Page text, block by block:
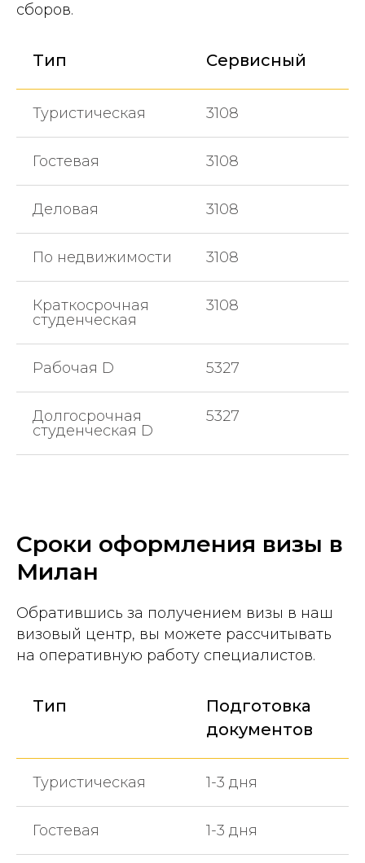
сборов.
Тип Сервисный
Туристическая 3108
Гостевая 3108
Деловая 3108
По недвижимости 3108
Краткосрочная
студенческая
3108
Рабочая D 5327
Долгосрочная
студенческая D
5327
Сроки оформления визы в
Милан
Обратившись за получением визы в наш
визовый центр, вы можете рассчитывать
на оперативную работу специалистов.
Тип
Подготовка
документов
Туристическая 1-3 дня
Гостевая 1-3 дня